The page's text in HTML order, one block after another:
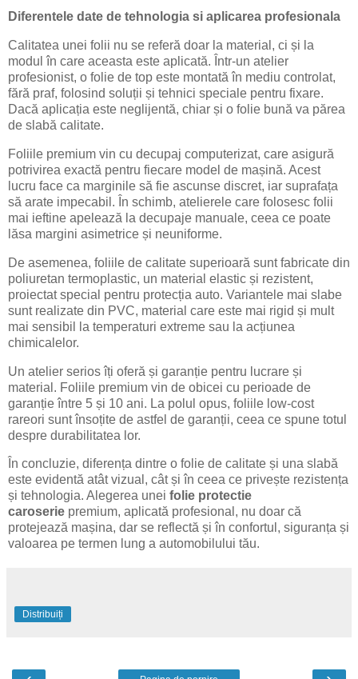
Diferentele date de tehnologia si aplicarea profesionala
Calitatea unei folii nu se referă doar la material, ci și la
modul în care aceasta este aplicată. Într-un atelier
profesionist, o folie de top este montată în mediu controlat,
fără praf, folosind soluții și tehnici speciale pentru fixare.
Dacă aplicația este neglijentă, chiar și o folie bună va părea
de slabă calitate.
Foliile premium vin cu decupaj computerizat, care asigură
potrivirea exactă pentru fiecare model de mașină. Acest
lucru face ca marginile să fie ascunse discret, iar suprafața
să arate impecabil. În schimb, atelierele care folosesc folii
mai ieftine apelează la decupaje manuale, ceea ce poate
lăsa margini asimetrice și neuniforme.
De asemenea, foliile de calitate superioară sunt fabricate din
poliuretan termoplastic, un material elastic și rezistent,
proiectat special pentru protecția auto. Variantele mai slabe
sunt realizate din PVC, material care este mai rigid și mult
mai sensibil la temperaturi extreme sau la acțiunea
chimicalelor.
Un atelier serios îți oferă și garanție pentru lucrare și
material. Foliile premium vin de obicei cu perioade de
garanție între 5 și 10 ani. La polul opus, foliile low-cost
rareori sunt însoțite de astfel de garanții, ceea ce spune totul
despre durabilitatea lor.
În concluzie, diferența dintre o folie de calitate și una slabă
este evidentă atât vizual, cât și în ceea ce privește rezistența
și tehnologia. Alegerea unei folie protectie
caroserie premium, aplicată profesional, nu doar că
protejează mașina, dar se reflectă și în confortul, siguranța și
valoarea pe termen lung a automobilului tău.
Distribuiți